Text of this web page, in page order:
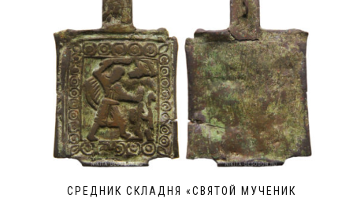
СРЕДНИК СКЛАДНЯ «СВЯТОЙ МУЧЕНИК